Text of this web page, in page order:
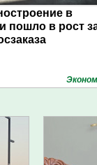
в
пошло в рост